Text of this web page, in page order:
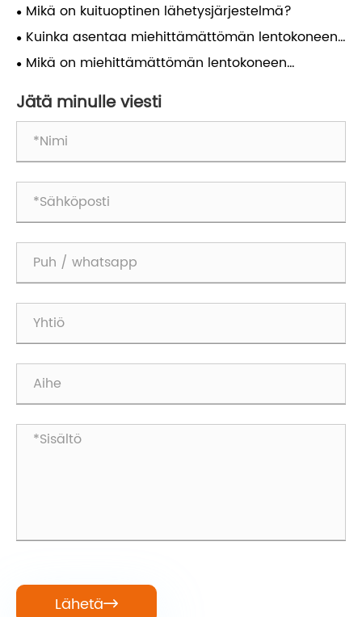
Mikä on kuituoptinen lähetysjärjestelmä?
Kuinka asentaa miehittämättömän lentokoneen
kuituoptiikka?
Mikä on miehittämättömän lentokoneen
Jätä minulle viesti
Lähetä